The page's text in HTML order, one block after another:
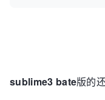
sublime3 bate版的